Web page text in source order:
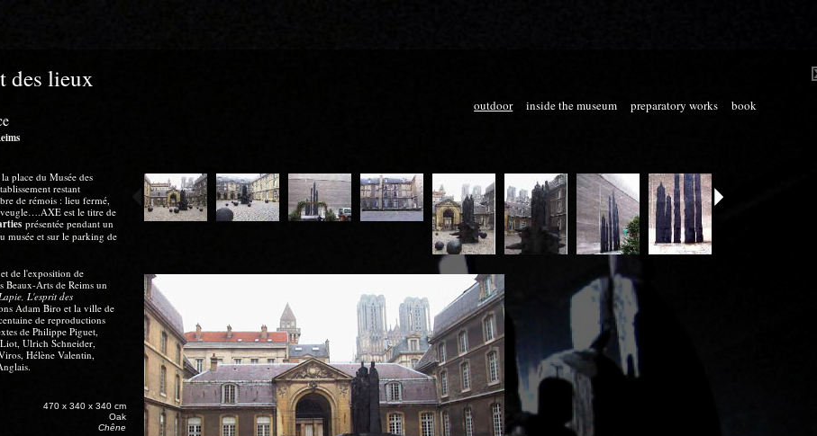
outdoor inside the museum preparatory works book
des lieux
place du Musée des
restant
de rémois : lieu fermé,
est le titre de
présentée pendant un
musée et sur le parking de
de l'exposition de
Beaux-Arts de Reims un
L'esprit des
Adam Biro et la ville de
de reproductions
de Philippe Piguet,
Ulrich Schneider,
Hélène Valentin,
470 x 340 x 340 cm
Oak
Chêne